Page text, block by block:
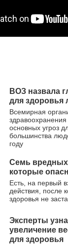
ВОЗ назвала
для здоровья
Всемирная
основных угроз
большинства
году
Семь
которые
Есть, на первый
действия, после
здоровья не
Эксперты
увеличение
для здоровья